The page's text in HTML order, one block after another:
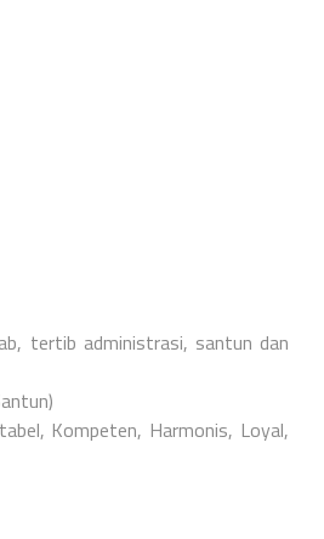
tertib administrasi, santun dan
Kompeten, Harmonis, Loyal,